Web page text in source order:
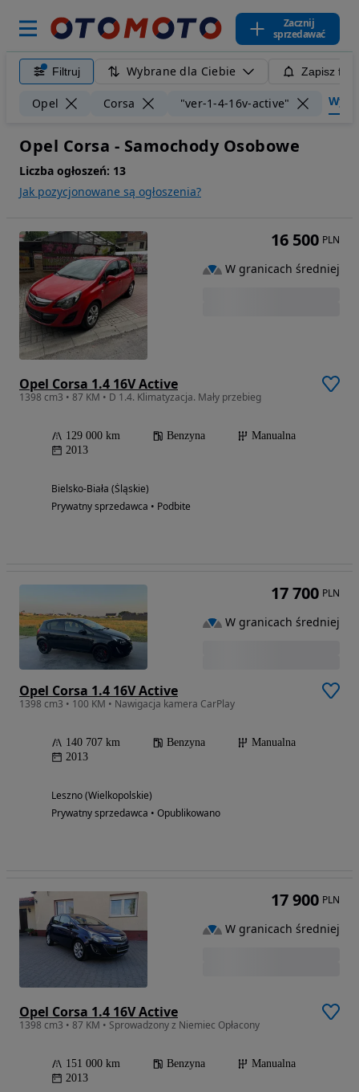
Zacznij
sprzedawać
Filtruj Wybrane dla Ciebie Zapisz
Opel Corsa "ver-1-4-16v-active"
Opel Corsa - Samochody Osobowe
Liczba ogłoszeń: 13
Jak pozycjonowane są ogłoszenia?
Opel Corsa 1.4 16V Active
1398 cm3 • 87 KM • D 1.4. Klimatyzacja. Mały przebieg
129 000 km Benzyna
Manualna
2013
Bielsko-Biała (Śląskie)
Prywatny sprzedawca • Podbite
16 500 PLN
W granicach średniej
Opel Corsa 1.4 16V Active
1398 cm3 • 100 KM • Nawigacja kamera CarPlay
140 707 km Benzyna
Manualna
2013
Leszno (Wielkopolskie)
Prywatny sprzedawca • Opublikowano
17 700 PLN
W granicach średniej
Opel Corsa 1.4 16V Active
1398 cm3 • 87 KM • Sprowadzony z Niemiec Opłacony
151 000 km Benzyna
Manualna
2013
17 900 PLN
W granicach średniej